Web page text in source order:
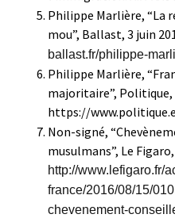
Philippe Marlière, “La
mou”, Ballast, 3 juin
ballast.fr/philippe-
Philippe Marlière,
majoritaire”, Politique,
https://
Non-signé,
musulmans”, Le
http://www.lefigaro.fr/
france/2016/08/15/
chevenement-